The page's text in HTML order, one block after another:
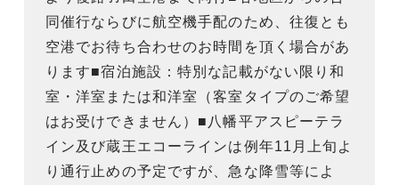
同催行ならびに航空機手配のため、往復とも
空港でお待ち合わせのお時間を頂く場合があ
ります■宿泊施設：特別な記載がない限り和
室・洋室または和洋室（客室タイプのご希望
はお受けできません）■八幡平アスピーテラ
イン及び蔵王エコーラインは例年11月上旬よ
り通行止めの予定ですが、急な降雪等によ